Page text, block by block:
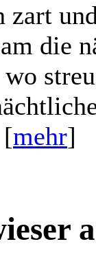
zart
die
[mehr]